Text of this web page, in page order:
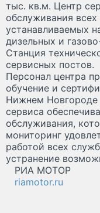
тыс. кв.м. Центр
обслуживания всех
устанавливаемых
дизельных и
Станция
сервисных постов.
Персонал центра
обучение и
Нижнем Новгороде
сервиса
обслуживания,
мониторинг
работой всех
устранение
РИА МОТОР
riamotor.ru